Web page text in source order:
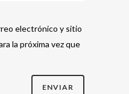
electrónico y sitio
la próxima vez que